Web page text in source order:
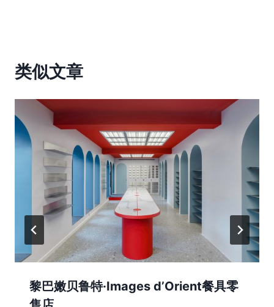
类似文章
黎巴嫩贝鲁特·Images d’Orient餐具零